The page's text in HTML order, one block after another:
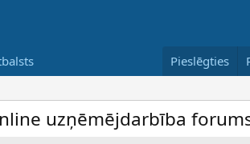
Pieslēgties
uzņēmējdarbība forums